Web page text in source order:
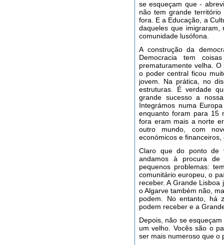
se esqueçam que -
não tem grande
fora. E a Educação, a
daqueles que
comunidade lusófona.
A construção da
Democracia tem
prematuramente velha.
o poder central ficou
jovem. Na prática, no
estruturas. É verdade
grande sucesso a
Integrámos numa
enquanto foram para 15
fora eram mais a norte
outro mundo, com
económicos e
Claro que do ponto de
andamos à procura
pequenos problemas:
comunitário europeu, o
receber. A Grande
o Algarve também não,
podem. No entanto, há
podem receber e a
Depois, não se
um velho. Vocês são o
ser mais numeroso que o